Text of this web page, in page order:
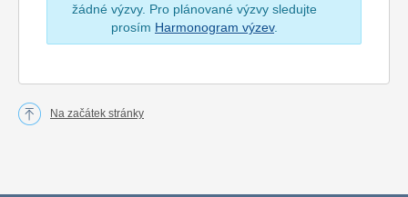
žádné výzvy. Pro plánované výzvy sledujte
prosím Harmonogram výzev.
Na začátek stránky